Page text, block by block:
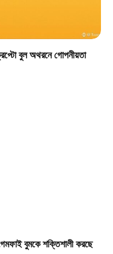
বুল অথরনে গোপনীয়তা
বুমকে শক্তিশালী করছে